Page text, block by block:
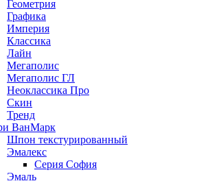
Геометрия
Графика
Империя
Классика
Лайн
Мегаполис
Мегаполис ГЛ
Неоклассика Про
Скин
Тренд
ВанМарк
Шпон текстурированный
Эмалекс
Серия София
Эмаль